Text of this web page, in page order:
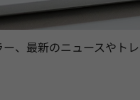
、最新のニュースやト